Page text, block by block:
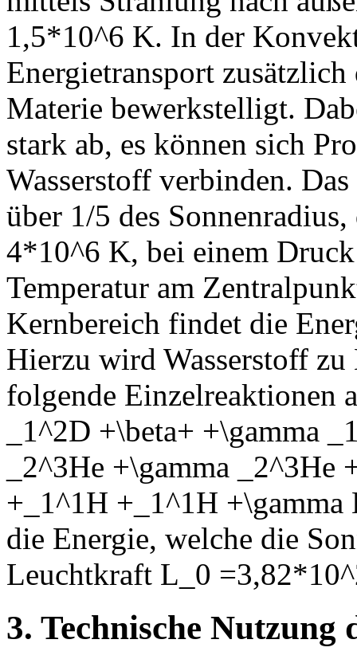
1,5*10^6 K. In der
Energietransport
Materie bewerkstelligt.
stark ab, es können sich
Wasserstoff verbinden.
über 1/5 des
4*10^6 K, bei einem
Temperatur am
Kernbereich findet die
Hierzu wird Wasserstoff
folgende Einzelreaktionen
_1^2D +\beta+ +\gamma
_2^3He +\gamma
+_1^1H +_1^1H +\gamma
die Energie, welche die
Leuchtkraft L_0
3. Technische Nutzung